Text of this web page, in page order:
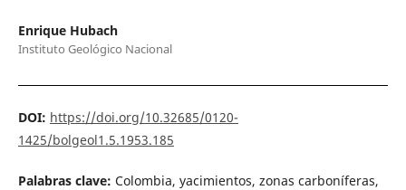
Enrique Hubach
Instituto Geológico Nacional
DOI: https://doi.org/10.32685/0120-
1425/bolgeol1.5.1953.185
Palabras clave: Colombia, yacimientos, zonas carboníferas,